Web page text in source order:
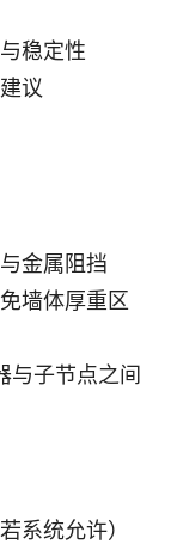
稳定性
议
金属阻挡
墙体厚重区
与子节点之间
系统允许）